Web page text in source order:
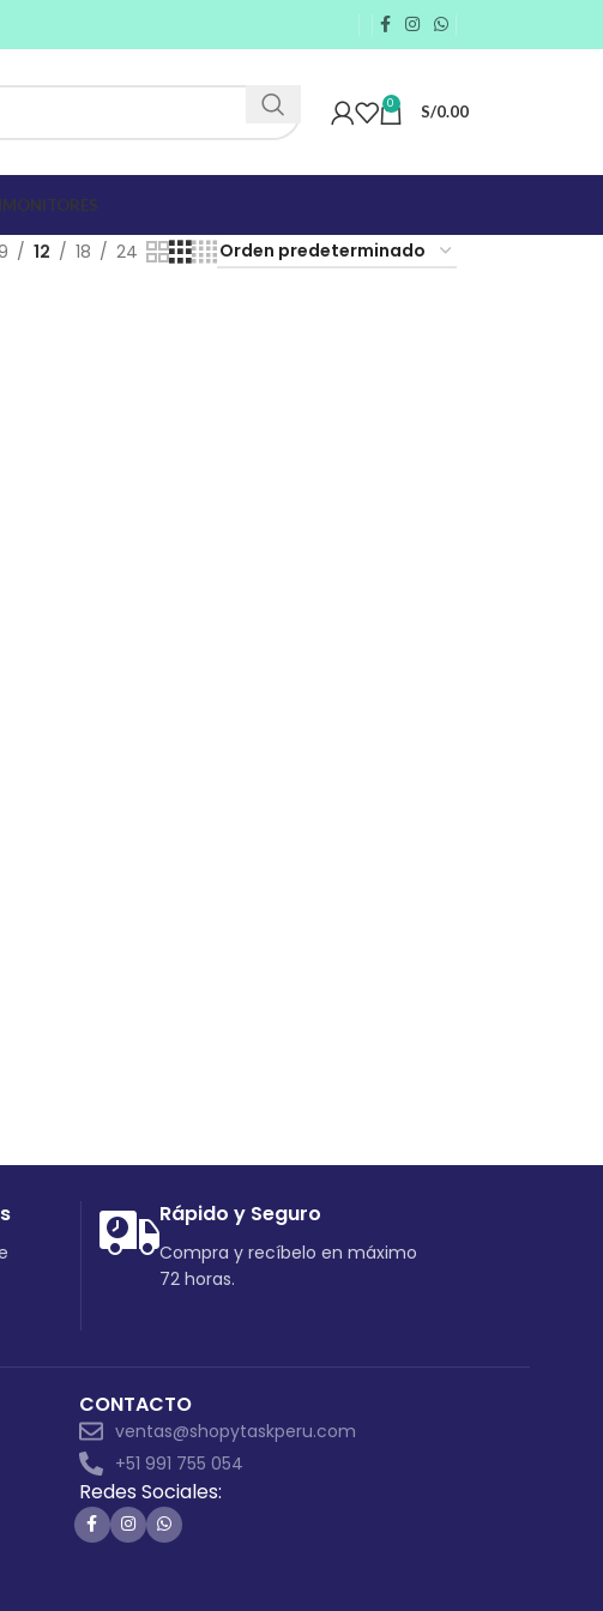
0 S/0.00
MONITORES
12 18 24
Rápido y Seguro
Compra y recíbelo en máximo
72 horas.
CONTACTO
ventas@shopytaskperu.com
+51 991 755 054
Redes Sociales: